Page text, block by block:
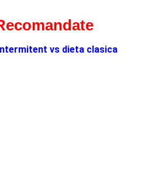
vs dieta clasica